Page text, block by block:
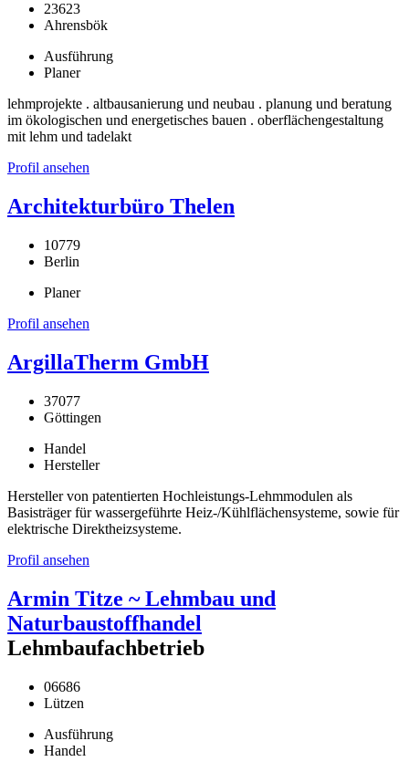
23623
Ahrensbök
Ausführung
Planer
lehmprojekte . altbausanierung und neubau . planung und beratung
im ökologischen und energetisches bauen . oberflächengestaltung
mit lehm und tadelakt
Profil ansehen
Architekturbüro Thelen
10779
Berlin
Planer
Profil ansehen
ArgillaTherm GmbH
37077
Göttingen
Handel
Hersteller
Hersteller von patentierten Hochleistungs-Lehmmodulen als
Basisträger für wassergeführte Heiz-/Kühlflächensysteme, sowie für
elektrische Direktheizsysteme.
Profil ansehen
Armin Titze ~ Lehmbau und
Naturbaustoffhandel
Lehmbaufachbetrieb
06686
Lützen
Ausführung
Handel